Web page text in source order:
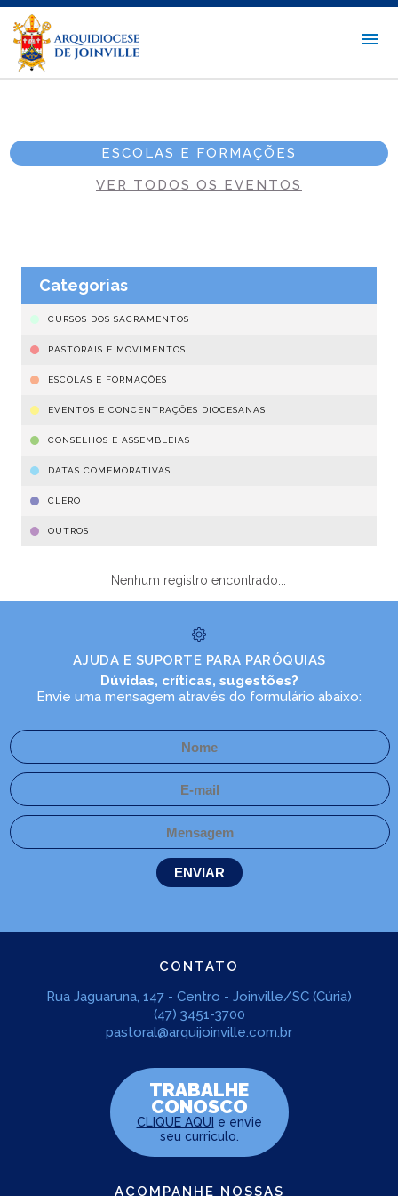
ESCOLAS E FORMAÇÕES
VER TODOS OS EVENTOS
Categorias
CURSOS DOS SACRAMENTOS
PASTORAIS E MOVIMENTOS
ESCOLAS E FORMAÇÕES
EVENTOS E CONCENTRAÇÕES DIOCESANAS
CONSELHOS E ASSEMBLEIAS
DATAS COMEMORATIVAS
CLERO
OUTROS
Nenhum registro encontrado...
AJUDA E SUPORTE PARA PARÓQUIAS
Dúvidas, críticas, sugestões?
Envie uma mensagem através do formulário abaixo:
CONTATO
Rua Jaguaruna, 147 - Centro - Joinville/SC (Cúria)
(47) 3451-3700
pastoral@arquijoinville.com.br
TRABALHE
CONOSCO
CLIQUE AQUI e envie
seu curriculo.
ACOMPANHE NOSSAS